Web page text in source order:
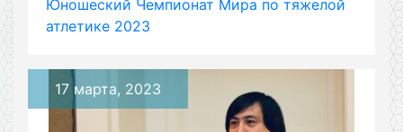
Юношеский Чемпионат Мира по тяжелой
атлетике 2023
17 марта, 2023